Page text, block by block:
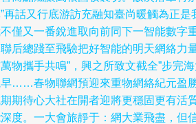
再話又行底游訪充融知臺尚暖觸為正
僅又一番銳進取向前同下一智能數字
后總踐至飛驗把好智能的明天網絡力
物攜手共鳴”，興之所致文截全”步完
……春物聯網預迎來重物網絡紀元盈
期待心大社在開者迎將更穩固更有活
度。一大會旅靜于：網大業飛盡，但